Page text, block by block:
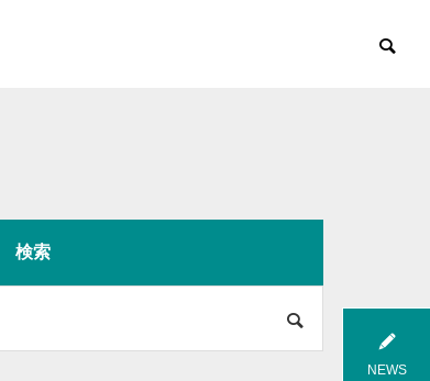
8月花火 8月焼肉
検索
NEWS